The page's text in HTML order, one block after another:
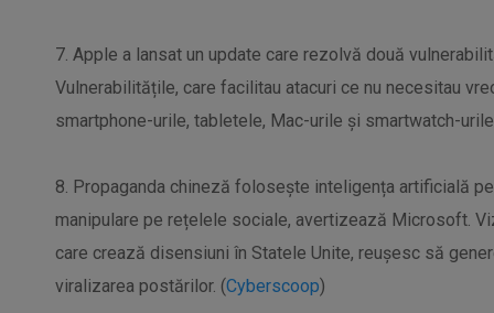
7. Apple a lansat un update care rezolvă două
Vulnerabilitățile, care facilitau atacuri ce nu necesitau
smartphone-urile, tabletele, Mac-urile și smartwatch-
8. Propaganda chineză folosește inteligența artificială
manipulare pe rețelele sociale, avertizează Microsoft.
care crează disensiuni în Statele Unite, reușesc să
viralizarea postărilor. (Cyberscoop)